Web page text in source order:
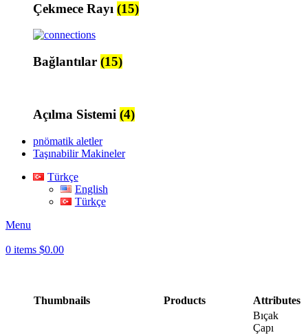
Çekmece Rayı (15)
Bağlantılar (15)
Açılma Sistemi (4)
pnömatik aletler
Taşınabilir Makineler
Türkçe
English
Türkçe
Menu
0 items $0.00
Thumbnails Products Attributes
Bıçak
Çapı